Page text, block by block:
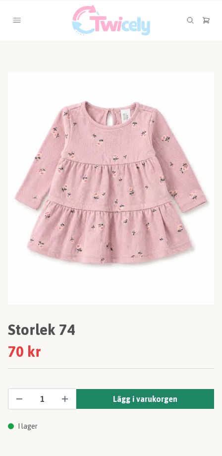
Storlek 74
70 kr
Lägg i varukorgen
I lager